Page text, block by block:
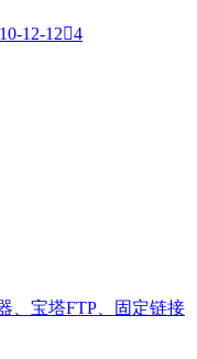
12-124
、宝塔FTP、固定链接